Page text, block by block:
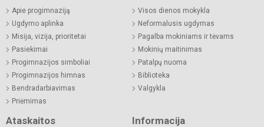
Apie progimnaziją
Ugdymo aplinka
Misija, vizija, prioritetai
Pasiekimai
Progimnazijos simboliai
Progimnazijos himnas
Bendradarbiavimas
Priėmimas
Visos dienos mokykla
Neformalusis ugdymas
Pagalba mokiniams ir tėvams
Mokinių maitinimas
Patalpų nuoma
Biblioteka
Valgykla
Ataskaitos Informacija